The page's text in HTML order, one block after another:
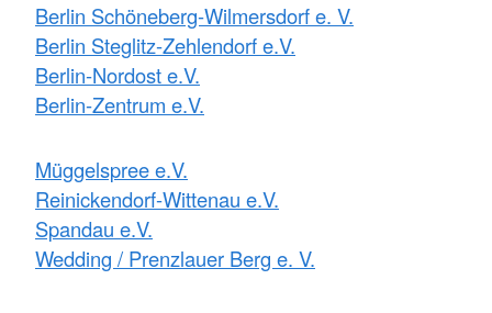
Berlin Schöneberg-Wilmersdorf e. V.
Berlin Steglitz-Zehlendorf e.V.
Berlin-Nordost e.V.
Berlin-Zentrum e.V.
Müggelspree e.V.
Reinickendorf-Wittenau e.V.
Spandau e.V.
Wedding / Prenzlauer Berg e. V.